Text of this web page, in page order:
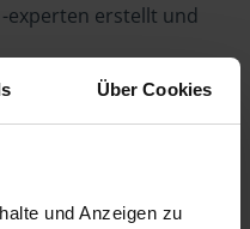
Über Cookies
und Anzeigen zu
experten erstellt und
die Ihnen
optimale